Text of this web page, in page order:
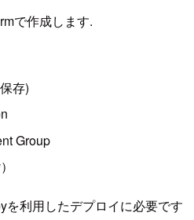
で作成します.
存)
Group
利用したデプロイに必要です